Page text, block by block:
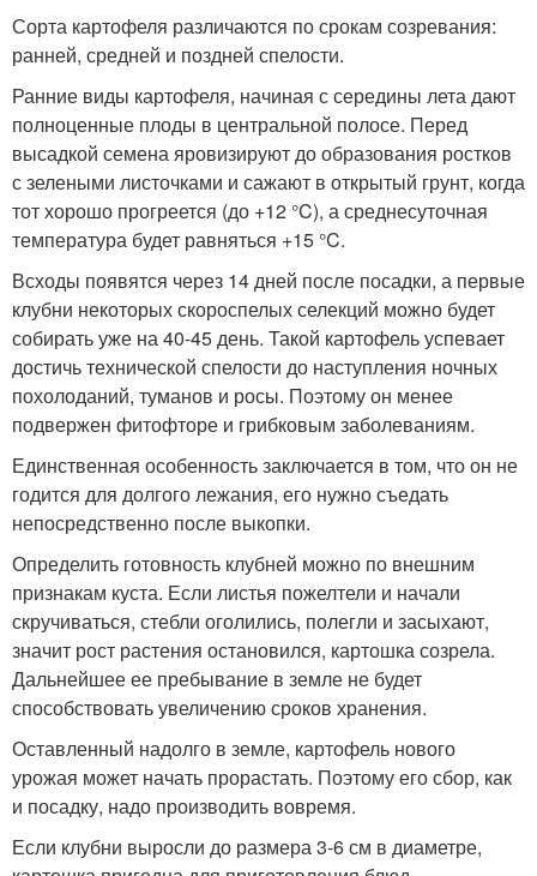
Сорта картофеля различаются по срокам созревания:
ранней, средней и поздней спелости.
Ранние виды картофеля, начиная с середины лета дают
полноценные плоды в центральной полосе. Перед
высадкой семена яровизируют до образования ростков
с зелеными листочками и сажают в открытый грунт, когда
тот хорошо прогреется (до +12 °C), а среднесуточная
температура будет равняться +15 °C.
Всходы появятся через 14 дней после посадки, а первые
клубни некоторых скороспелых селекций можно будет
собирать уже на 40-45 день. Такой картофель успевает
достичь технической спелости до наступления ночных
похолоданий, туманов и росы. Поэтому он менее
подвержен фитофторе и грибковым заболеваниям.
Единственная особенность заключается в том, что он не
годится для долгого лежания, его нужно съедать
непосредственно после выкопки.
Определить готовность клубней можно по внешним
признакам куста. Если листья пожелтели и начали
скручиваться, стебли оголились, полегли и засыхают,
значит рост растения остановился, картошка созрела.
Дальнейшее ее пребывание в земле не будет
способствовать увеличению сроков хранения.
Оставленный надолго в земле, картофель нового
урожая может начать прорастать. Поэтому его сбор, как
и посадку, надо производить вовремя.
Если клубни выросли до размера 3-6 см в диаметре,